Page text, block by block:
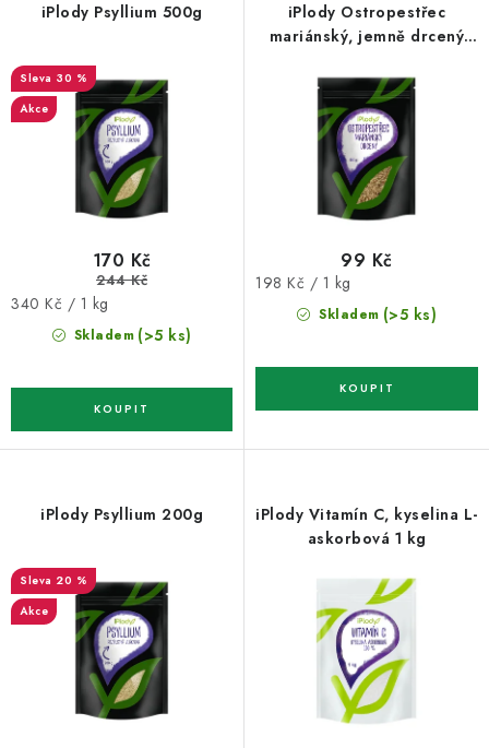
d
u
k
o
d
u
iPlody Psyllium 500g
30 %
Akce
Skladem (>5 ks)
170 Kč
244 Kč
Měrná
340 Kč / 1 kg
iPlody Ostropestřec
mariánský, jemně drcený
Skladem (>5 ks)
99 Kč
Měrná
198 Kč / 1 kg
iPlody Psyllium 200g
20 %
Akce
iPlody Vitamín C, kyselina L-
askorbová 1 kg